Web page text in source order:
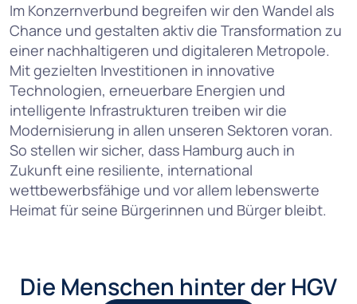
Im Konzernverbund begreifen wir den Wandel als
Chance und gestalten aktiv die Transformation zu
einer nachhaltigeren und digitaleren Metropole.
Mit gezielten Investitionen in innovative
Technologien, erneuerbare Energien und
intelligente Infrastrukturen treiben wir die
Modernisierung in allen unseren Sektoren voran.
So stellen wir sicher, dass Hamburg auch in
Zukunft eine resiliente, international
wettbewerbsfähige und vor allem lebenswerte
Heimat für seine Bürgerinnen und Bürger bleibt.
Die Menschen hinter der HGV